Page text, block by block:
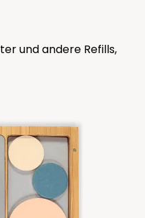
und andere Refills,